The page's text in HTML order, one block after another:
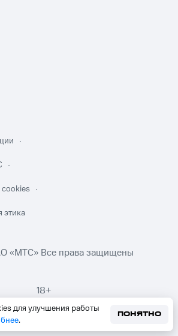
для улучшения работы
.
ПОНЯТНО
cookies
этика
«МТС» Все права защищены
18+